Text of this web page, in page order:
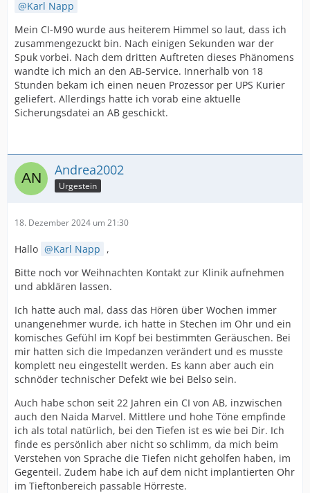
Karl Napp
Mein CI-M90 wurde aus heiterem Himmel so laut, dass ich
zusammengezuckt bin. Nach einigen Sekunden war der
Spuk vorbei. Nach dem dritten Auftreten dieses Phänomens
wandte ich mich an den AB-Service. Innerhalb von 18
Stunden bekam ich einen neuen Prozessor per UPS Kurier
geliefert. Allerdings hatte ich vorab eine aktuelle
Sicherungsdatei an AB geschickt.
Andrea2002
Urgestein
18. Dezember 2024 um 21:30
Hallo Karl Napp ,
Bitte noch vor Weihnachten Kontakt zur Klinik aufnehmen
und abklären lassen.
Ich hatte auch mal, dass das Hören über Wochen immer
unangenehmer wurde, ich hatte in Stechen im Ohr und ein
komisches Gefühl im Kopf bei bestimmten Geräuschen. Bei
mir hatten sich die Impedanzen verändert und es musste
komplett neu eingestellt werden. Es kann aber auch ein
schnöder technischer Defekt wie bei Belso sein.
Auch habe schon seit 22 Jahren ein CI von AB, inzwischen
auch den Naida Marvel. Mittlere und hohe Töne empfinde
ich als total natürlich, bei den Tiefen ist es wie bei Dir. Ich
finde es persönlich aber nicht so schlimm, da mich beim
Verstehen von Sprache die Tiefen nicht geholfen haben, im
Gegenteil. Zudem habe ich auf dem nicht implantierten Ohr
im Tieftonbereich passable Hörreste.